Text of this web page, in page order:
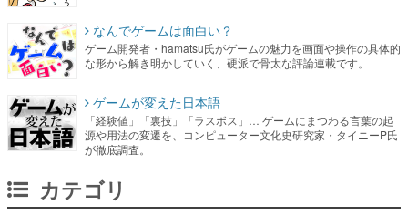
なんでゲームは面白い？
ゲーム開発者・hamatsu氏がゲームの魅力を画面や操作の具体的
な形から解き明かしていく、硬派で骨太な評論連載です。
ゲームが変えた日本語
「経験値」「裏技」「ラスボス」… ゲームにまつわる言葉の起
源や用法の変遷を、コンピューター文化史研究家・タイニーP氏
が徹底調査。
カテゴリ